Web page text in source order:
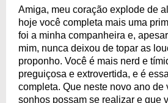
especial. Confira!
Amiga, meu coração explode de
hoje você completa mais uma
foi a minha companheira e,
mim, nunca deixou de topar as
proponho. Você é mais nerd e
preguiçosa e extrovertida, e é
completa. Que neste novo ano de
sonhos possam se realizar e que